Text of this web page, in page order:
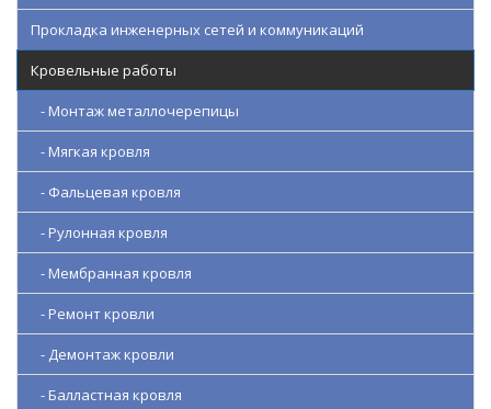
Прокладка инженерных сетей и коммуникаций
Кровельные работы
- Монтаж металлочерепицы
- Мягкая кровля
- Фальцевая кровля
- Рулонная кровля
- Мембранная кровля
- Ремонт кровли
- Демонтаж кровли
- Балластная кровля